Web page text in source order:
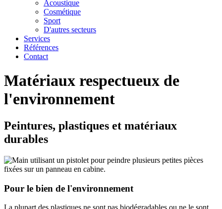
Acoustique
Cosmétique
Sport
D'autres secteurs
Services
Références
Contact
Matériaux respectueux de
l'environnement
Peintures, plastiques et matériaux
durables
Pour le bien de l'environnement